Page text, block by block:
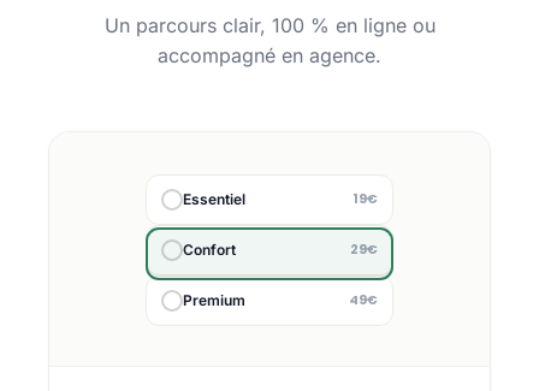
Un parcours clair, 100 % en ligne ou
accompagné en agence.
Essentiel 19€
Confort 29€
Premium 49€